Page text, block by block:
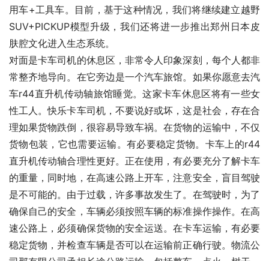
用车+工具车。目前，基于这种情况，我们将继续建立越野
SUV+PICKUP模型升级，我们还将进一步推出郑州日本皮
肤腔文化进入生态系统。
对面是卡车司机的休息区，非常令人印象深刻，每个人都非
常整齐地导向。在它旁边是一个汽车旅馆。如果你愿意去汽
车r44直升机传动轴旅馆睡觉。这家卡车休息区将有一些女
性工人。快乐卡车司机，不要说好或坏，这是社会，存在合
理如果货物跌倒，很容易导致车祸。在货物的运输中，不仅
货物包装，它也需要运输。有必要稳定货物。卡车上的r44
直升机传动轴合理性更好。正在使用，有必要充分了解卡车
的重量，同时地，在高速公路上开车，注意安全，盲目驾驶
是不可能的。由于过载，许多事故发生了。在驾驶时，为了
确保自己的安全，车辆必须按照车辆的标准操作操作。在高
速公路上，必须确保货物的安全运送。在卡车运输，有必要
稳定货物，并检查车辆是否可以在运输前正确行驶。物流公